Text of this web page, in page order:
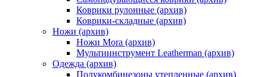
Коврики рулонные (архив)
Коврики-складные (архив)
Ножи (архив)
Ножи Mora (архив)
Мультиинструмент Leatherman (архив)
Одежда (архив)
Полукомбинезоны утепленные (архив)